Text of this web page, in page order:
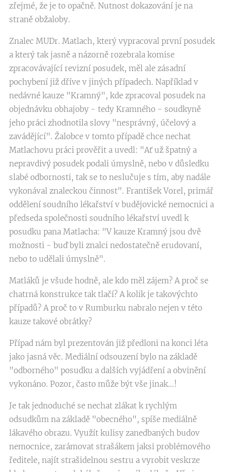
zřejmé, že je to opačně. Nutnost dokazování je na
straně obžaloby.
Znalec MUDr. Matlach, který vypracoval první posudek
a který tak jasně a názorně rozebrala komise
zpracovávající revizní posudek, měl ale zásadní
pochybení již dříve v jiných případech. Například v
nedávné kauze "Kramný", kde zpracoval posudek na
objednávku obhajoby - tedy Kramného - soudkyně
jeho práci zhodnotila slovy "nesprávný, účelový a
zavádějící". Žalobce v tomto případě chce nechat
Matlachovu práci prověřit a uvedl: "Ať už špatný a
nepravdivý posudek podali úmyslně, nebo v důsledku
slabé odbornosti, tak se to neslučuje s tím, aby nadále
vykonával znaleckou činnost". František Vorel, primář
oddělení soudního lékařství v budějovické nemocnici a
předseda společnosti soudního lékařství uvedl k
posudku pana Matlacha: "V kauze Kramný jsou dvě
možnosti - buď byli znalci nedostatečně erudovaní,
nebo to udělali úmyslně".
Matláků je všude hodně, ale kdo měl zájem? A proč se
chatrná konstrukce tak tlačí? A kolik je takovýchto
případů? A proč to v Rumburku nabralo nejen v této
kauze takové obrátky?
Případ nám byl prezentován již předloni na konci léta
jako jasná věc. Mediální odsouzení bylo na základě
"odborného" posudku a dalších vyjádření a obvinění
vykonáno. Pozor, často může být vše jinak...!
Je tak jednoduché se nechat zlákat k rychlým
odsudkům na základě "obecného", spíše mediálně
lákavého obrazu. Využít kulisy zanedbaných budov
nemocnice, zarámovat strašákem jaksi problémového
ředitele, najít strašidelnou sestru a vyrobit veskrze